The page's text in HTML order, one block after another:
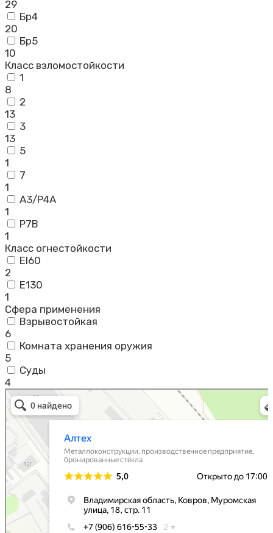
29
Бр4
20
Бр5
10
Класс взломостойкости
1
8
2
13
3
13
5
1
7
1
А3/Р4А
1
Р7В
1
Класс огнестойкости
EI60
2
Е130
1
Сфера применения
Взрывостойкая
6
Комната хранения оружия
5
Суды
4
Металлоконструкции в Коврове
Металлоизделия в Коврове